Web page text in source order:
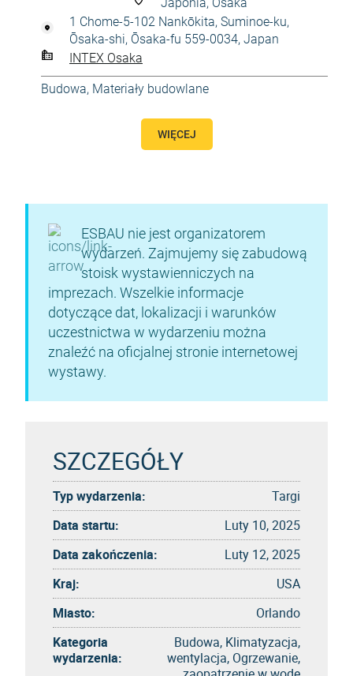
1 Chome-5-102 Nankōkita, Suminoe-ku,
Ōsaka-shi, Ōsaka-fu 559-0034, Japan
INTEX Osaka
Budowa, Materiały budowlane
WIĘCEJ
ESBAU nie jest organizatorem
wydarzeń. Zajmujemy się zabudową
stoisk wystawienniczych na
imprezach. Wszelkie informacje
dotyczące dat, lokalizacji i warunków
uczestnictwa w wydarzeniu można
znaleźć na oficjalnej stronie internetowej
wystawy.
SZCZEGÓŁY
Typ wydarzenia:
Targi
Data startu:
Luty 10, 2025
Data zakończenia:
Luty 12, 2025
Kraj:
USA
Miasto:
Orlando
Kategoria
wydarzenia:
Budowa, Klimatyzacja,
wentylacja, Ogrzewanie,